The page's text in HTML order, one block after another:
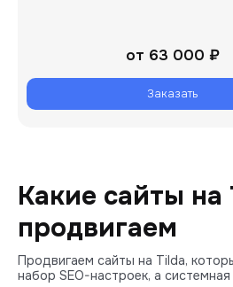
от 63 000 ₽
Заказать
Какие сайты
продвигаем
Продвигаем сайты на Tilda,
набор SEO-настроек, а